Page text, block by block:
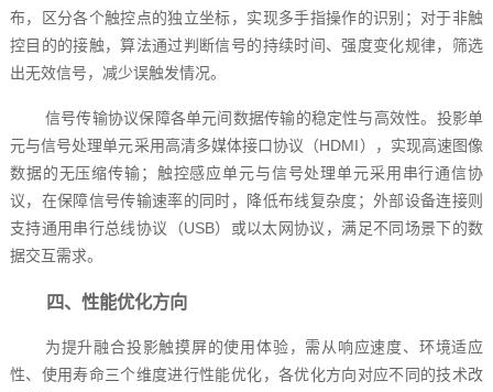
布，区分各个触控点的独立坐标，实现多手指操作的识别；对于非触
控目的的接触，算法通过判断信号的持续时间、强度变化规律，筛选
出无效信号，减少误触发情况。
信号传输协议保障各单元间数据传输的稳定性与高效性。投影单
元与信号处理单元采用高清多媒体接口协议（HDMI），实现高速图像
数据的无压缩传输；触控感应单元与信号处理单元采用串行通信协
议，在保障信号传输速率的同时，降低布线复杂度；外部设备连接则
支持通用串行总线协议（USB）或以太网协议，满足不同场景下的数
据交互需求。
四、性能优化方向
为提升融合投影触摸屏的使用体验，需从响应速度、环境适应
性、使用寿命三个维度进行性能优化，各优化方向对应不同的技术改